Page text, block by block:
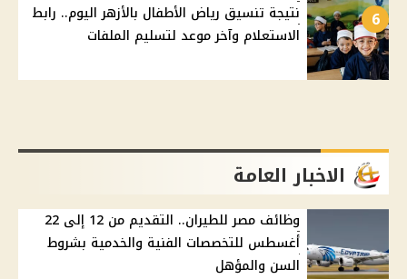
6
نتيجة تنسيق رياض الأطفال بالأزهر اليوم.. رابط
الاستعلام وآخر موعد لتسليم الملفات
الاخبار العامة
وظائف مصر للطيران.. التقديم من 12 إلى 22
أغسطس للتخصصات الفنية والخدمية بشروط
السن والمؤهل